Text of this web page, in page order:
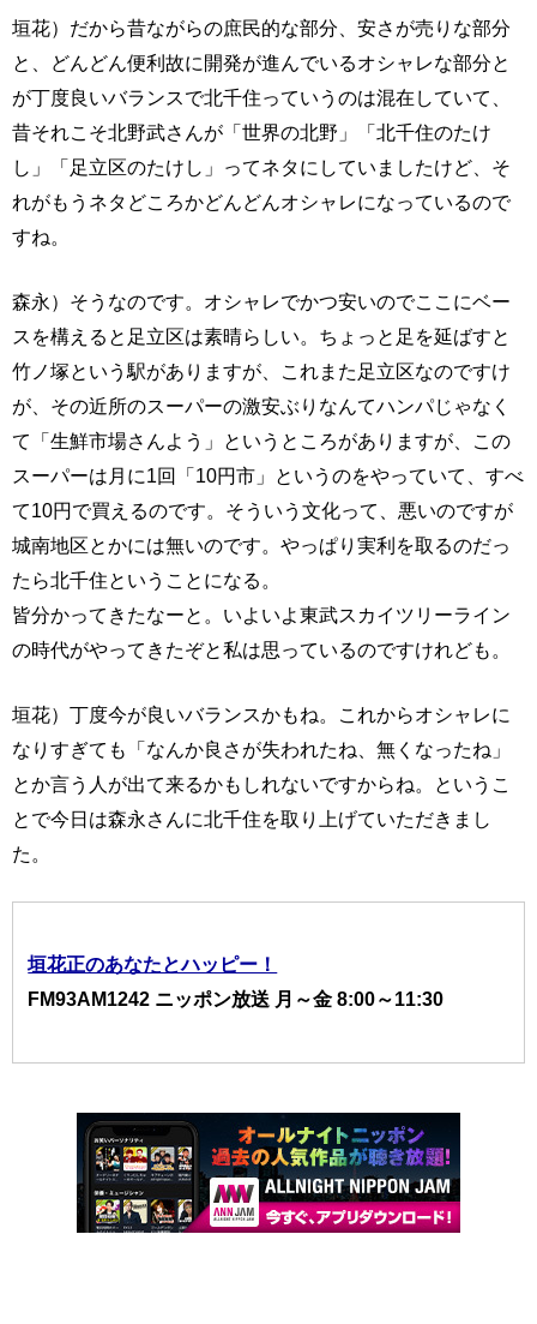
垣花）だから昔ながらの庶民的な部分、安さが売りな部分
と、どんどん便利故に開発が進んでいるオシャレな部分と
が丁度良いバランスで北千住っていうのは混在していて、
昔それこそ北野武さんが「世界の北野」「北千住のたけ
し」「足立区のたけし」ってネタにしていましたけど、そ
れがもうネタどころかどんどんオシャレになっているので
すね。
森永）そうなのです。オシャレでかつ安いのでここにベー
スを構えると足立区は素晴らしい。ちょっと足を延ばすと
竹ノ塚という駅がありますが、これまた足立区なのですけ
が、その近所のスーパーの激安ぶりなんてハンパじゃなく
て「生鮮市場さんよう」というところがありますが、この
スーパーは月に1回「10円市」というのをやっていて、すべ
て10円で買えるのです。そういう文化って、悪いのですが
城南地区とかには無いのです。やっぱり実利を取るのだっ
たら北千住ということになる。
皆分かってきたなーと。いよいよ東武スカイツリーライン
の時代がやってきたぞと私は思っているのですけれども。
垣花）丁度今が良いバランスかもね。これからオシャレに
なりすぎても「なんか良さが失われたね、無くなったね」
とか言う人が出て来るかもしれないですからね。というこ
とで今日は森永さんに北千住を取り上げていただきまし
た。
垣花正のあなたとハッピー！
FM93AM1242 ニッポン放送 月～金 8:00～11:30